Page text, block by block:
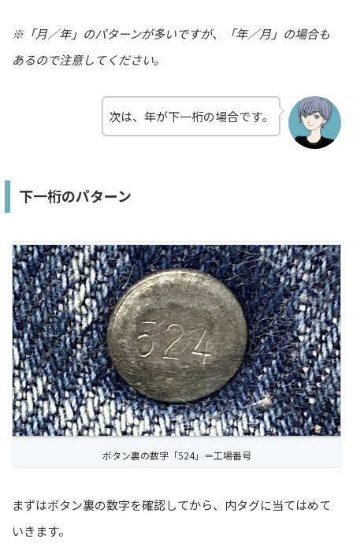
※「月／年」のパターンが多いですが、「年／月」の場合も
あるので注意してください。
次は、年が下一桁の場合です。
下一桁のパターン
ボタン裏の数字「524」＝工場番号
まずはボタン裏の数字を確認してから、内タグに当てはめて
いきます。